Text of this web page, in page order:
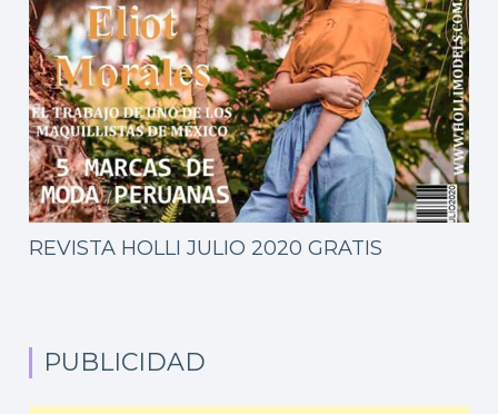
REVISTA HOLLI JULIO 2020 GRATIS
PUBLICIDAD